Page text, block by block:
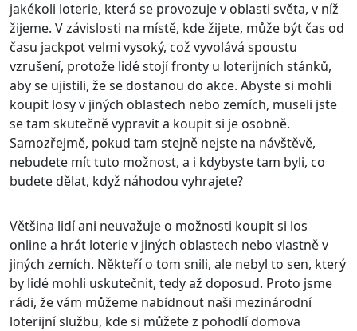
jakékoli loterie, která se provozuje v oblasti světa, v níž
žijeme. V závislosti na místě, kde žijete, může být čas od
času jackpot velmi vysoký, což vyvolává spoustu
vzrušení, protože lidé stojí fronty u loterijních stánků,
aby se ujistili, že se dostanou do akce. Abyste si mohli
koupit losy v jiných oblastech nebo zemích, museli jste
se tam skutečně vypravit a koupit si je osobně.
Samozřejmě, pokud tam stejně nejste na návštěvě,
nebudete mít tuto možnost, a i kdybyste tam byli, co
budete dělat, když náhodou vyhrajete?
Většina lidí ani neuvažuje o možnosti koupit si los
online a hrát loterie v jiných oblastech nebo vlastně v
jiných zemích. Někteří o tom snili, ale nebyl to sen, který
by lidé mohli uskutečnit, tedy až doposud. Proto jsme
rádi, že vám můžeme nabídnout naši mezinárodní
loterijní službu, kde si můžete z pohodlí domova